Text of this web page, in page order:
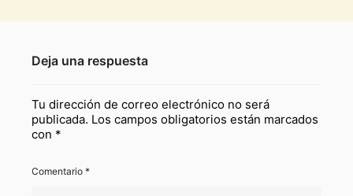
Deja una respuesta
Tu dirección de correo electrónico no será
publicada. Los campos obligatorios están marcados
con *
Comentario *